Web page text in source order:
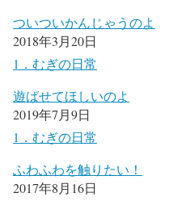
ついついかんじゃうのよ
2018年3月20日
1．むぎの日常
遊ばせてほしいのよ
2019年7月9日
1．むぎの日常
ふわふわを触りたい！
2017年8月16日